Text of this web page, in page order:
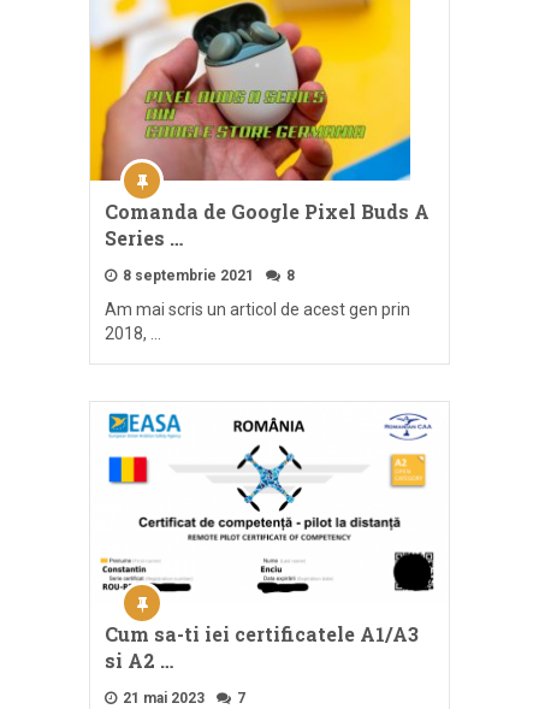
Comanda de Google Pixel Buds A
Series …
8 septembrie 2021 8
Am mai scris un articol de acest gen prin
2018, …
Cum sa-ti iei certificatele A1/A3
si A2 …
21 mai 2023 7